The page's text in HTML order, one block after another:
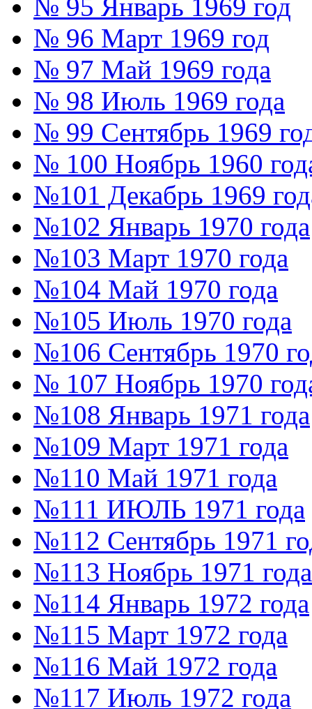
№ 95 Январь 1969 год
№ 96 Март 1969 год
№ 97 Май 1969 года
№ 98 Июль 1969 года
№ 99 Сентябрь 1969
№ 100 Ноябрь 1960
№101 Декабрь 1969
№102 Январь 1970 года
№103 Март 1970 года
№104 Май 1970 года
№105 Июль 1970 года
№106 Сентябрь 1970
№ 107 Ноябрь 1970
№108 Январь 1971 года
№109 Март 1971 года
№110 Май 1971 года
№111 ИЮЛЬ 1971 года
№112 Сентябрь 1971
№113 Ноябрь 1971 года
№114 Январь 1972 года
№115 Март 1972 года
№116 Май 1972 года
№117 Июль 1972 года